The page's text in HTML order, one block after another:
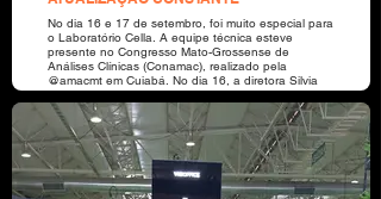
No dia 16 e 17 de setembro, foi muito especial para
o Laboratório Cella. A equipe técnica esteve
presente no Congresso Mato-Grossense de
Análises Clínicas (Conamac), realizado pela
@amacmt em Cuiabá. No dia 16, a diretora Silvia
Cella teve a honra de mediar a palestra do Dr.
André Valpassos (@vision360_treinamentos),
Coordenador do Sistema Nacional de Acreditação -
DICQ. Ao longo dos dois dias de evento, pudemos
compartilhar experiências e conquistar valiosos
aprendizados.